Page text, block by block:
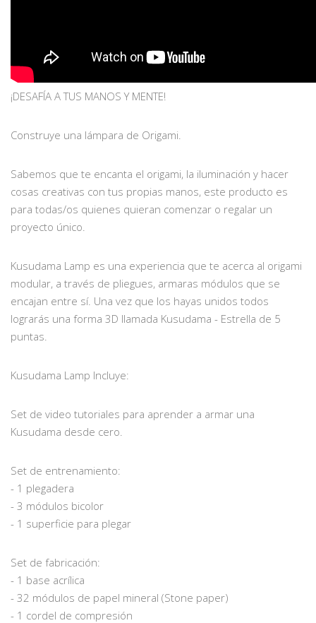
¡DESAFÍA A TUS MANOS Y MENTE!
Construye una lámpara de Origami.
Sabemos que te encanta el origami, la iluminación y hacer
cosas creativas con tus propias manos, este producto es
para todas/os quienes quieran comenzar o regalar un
proyecto único.
Kusudama Lamp es una experiencia que te acerca al origami
modular, a través de pliegues, armaras módulos que se
encajan entre sí. Una vez que los hayas unidos todos
lograrás una forma 3D llamada Kusudama - Estrella de 5
puntas.
Kusudama Lamp Incluye:
Set de video tutoriales para aprender a armar una
Kusudama desde cero.
Set de entrenamiento:
- 1 plegadera
- 3 módulos bicolor
- 1 superficie para plegar
Set de fabricación:
- 1 base acrílica
- 32 módulos de papel mineral (Stone paper)
- 1 cordel de compresión